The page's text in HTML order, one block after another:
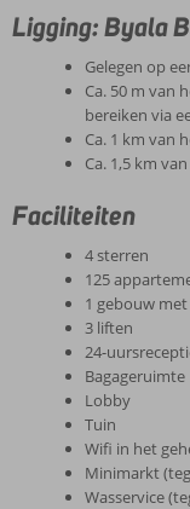
Ligging: Byala
Gelegen op
Ca. 50 m van
bereiken via
Ca. 1 km van
Ca. 1,5 km
Faciliteiten
4 sterren
125
1 gebouw
3 liften
24-
Bagageruimte
Lobby
Tuin
Wifi in het
Minimarkt
Wasservice